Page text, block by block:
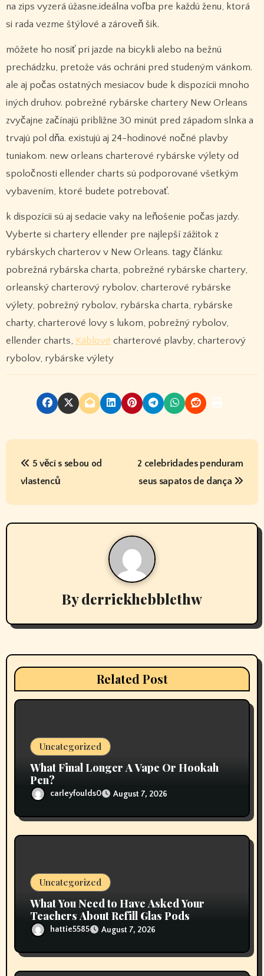
na zips vyzerá úžasne.ideálna voľba pre každú ženu, ktorá
si rada vezme štýlové a zároveň šik.
môžete ho nosiť pri jazde na bicykli alebo na bežnú
prechádzku, pretože vás ochráni pred studeným vánkom.
ale aj počas ostatných mesiacov bude k dispozícii mnoho
iných druhov. pobrežné rybárske chartery New Orleans
zvyčajne začínajú približne 30 minút pred západom slnka a
trvajú pol dňa. existujú aj 24-hodinové nočné plavby
tuniakom. new orleans charterové rybárske výlety od
spoločnosti ellender charts sú podporované všetkým
vybavením, ktoré budete potrebovať.
k dispozícii sú aj sedacie vaky na leňošenie počas jazdy.
Vyberte si chartery ellender pre najlepší zážitok z
rybárskych charterov v New Orleans. tagy článku:
pobrežná rybárska charta, pobrežné rybárske chartery,
orleanský charterový rybolov, charterové rybárske
výlety, pobrežný rybolov, rybárska charta, rybárske
charty, charterové lovy s lukom, pobrežný rybolov,
ellender charts,
Káblové charterové plavby, charterový
rybolov, rybárske výlety
P
s
t
i
a
5 věcí s sebou od
vlastenců
2 celebridades penduram
seus sapatos de dança
Byderrickhebblethw
Related Post
Uncategorized
What Final Longer A Vape Or Hookah
Pen?
carleyfoulds0 August 7, 2026
Uncategorized
What You Need to Have Asked Your
Teachers About Refill Glas Pods
hattie5585 August 7, 2026